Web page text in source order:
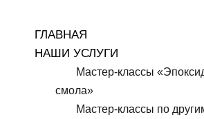
ГЛАВНАЯ
НАШИ УСЛУГИ
Мастер-классы
смола»
Мастер-классы по